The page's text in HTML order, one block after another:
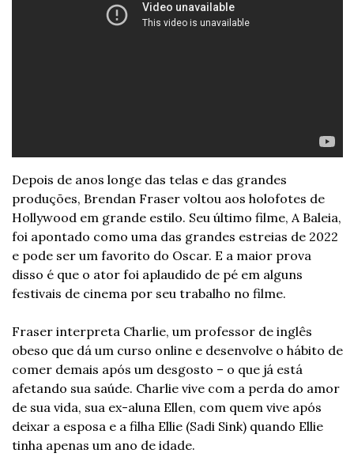
Depois de anos longe das telas e das grandes
produções, Brendan Fraser voltou aos holofotes de
Hollywood em grande estilo. Seu último filme, A Baleia,
foi apontado como uma das grandes estreias de 2022
e pode ser um favorito do Oscar. E a maior prova
disso é que o ator foi aplaudido de pé em alguns
festivais de cinema por seu trabalho no filme.
Fraser interpreta Charlie, um professor de inglês
obeso que dá um curso online e desenvolve o hábito de
comer demais após um desgosto – o que já está
afetando sua saúde. Charlie vive com a perda do amor
de sua vida, sua ex-aluna Ellen, com quem vive após
deixar a esposa e a filha Ellie (Sadi Sink) quando Ellie
tinha apenas um ano de idade.